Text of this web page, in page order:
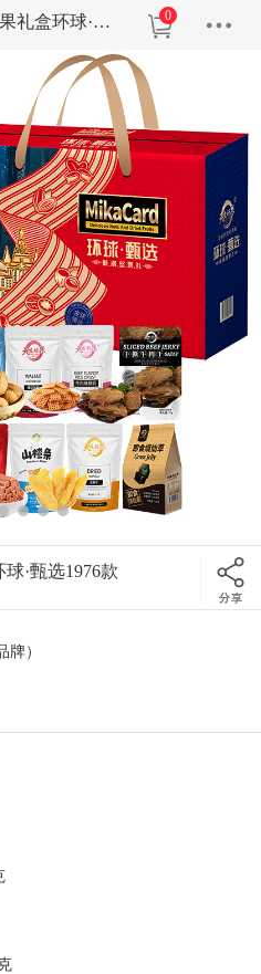
天生好果年货团购干果礼盒环球·甄选1976款 0
·甄选1976款
牌）